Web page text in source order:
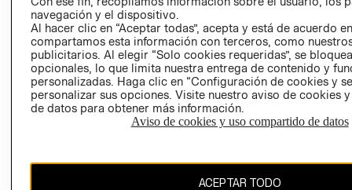
Colombia ($)
CAMBIAR REGIÓN
El contenido de esta página web está protegido por copyright y es
propiedad de H&M Hennes & Mauritz AB.
navegación y el dispositivo.
Al hacer clic en “Aceptar todas”, acepta y está de acuerdo
compartamos esta información con terceros, como
publicitarios. Al elegir “Solo cookies requeridas”, se
opcionales, lo que limita nuestra entrega de contenido y
personalizadas. Haga clic en “Configuración de cookies y
personalizar sus opciones. Visite nuestro aviso de cookies
de datos para obtener más información.
Aviso de cookies y uso compartido de datos
ACEPTAR TODO